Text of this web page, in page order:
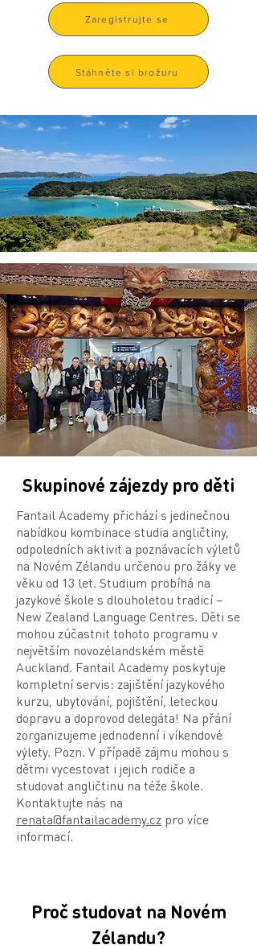
Zaregistrujte se
Stáhněte si brožuru
Skupinové zájezdy pro děti
Fantail Academy přichází s jedinečnou
nabídkou kombinace studia angličtiny,
odpoledních aktivit a poznávacích výletů
na Novém Zélandu určenou pro žáky ve
věku od 13 let. Studium probíhá na
jazykové škole s dlouholetou tradicí –
New Zealand Language Centres. Děti se
mohou zúčastnit tohoto programu v
největším novozélandském městě
Auckland. Fantail Academy poskytuje
kompletní servis: zajištění jazykového
kurzu, ubytování, pojištění, leteckou
dopravu a doprovod delegáta! Na přání
zorganizujeme jednodenní i víkendové
výlety. Pozn. V případě zájmu mohou s
dětmi vycestovat i jejich rodiče a
studovat angličtinu na téže škole.
Kontaktujte nás na
renata@fantailacademy.cz pro více
informací.
Proč studovat na Novém
Zélandu?